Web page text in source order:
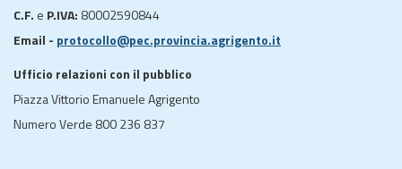
C.F. e P.IVA: 80002590844
Email - protocollo@pec.provincia.agrigento.it
Ufficio relazioni con il pubblico
Piazza Vittorio Emanuele Agrigento
Numero Verde 800 236 837